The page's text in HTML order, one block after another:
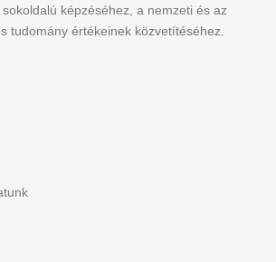
képzéséhez, a nemzeti és az
tudomány értékeinek közvetítéséhez.